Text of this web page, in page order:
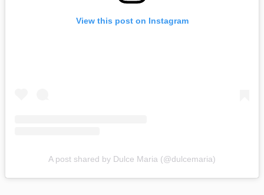
View this post on Instagram
A post shared by Dulce Maria (@dulcemaria)